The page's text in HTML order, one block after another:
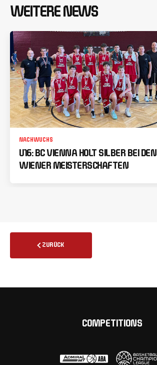
WEITERE NEWS
NACHWUCHS
U16: BC VIENNA HOLT SILBER BEI DEN
WIENER MEISTERSCHAFTEN
ZURÜCK
COMPETITIONS